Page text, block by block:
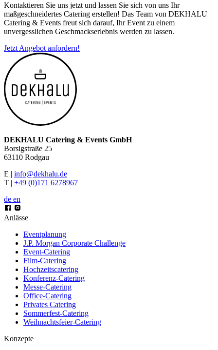
Kontaktieren Sie uns jetzt und lassen Sie sich von uns Ihr
maßgeschneidertes Catering erstellen! Das Team von DEKHALU
Catering & Events freut sich darauf, Ihr Event zu einem
unvergesslichen Geschmackserlebnis werden zu lassen.
Jetzt Angebot anfordern!
DEKHALU Catering & Events GmbH
Borsigstraße 25
63110 Rodgau
E | info@dekhalu.de
T | +49 (0)171 6278967
de en
Anlässe
Eventplanung
J.P. Morgan Corporate Challenge
Event-Catering
Film-Catering
Hochzeitscatering
Konferenz-Catering
Messe-Catering
Office-Catering
Privates Catering
Sommerfest-Catering
Weihnachtsfeier-Catering
Konzepte